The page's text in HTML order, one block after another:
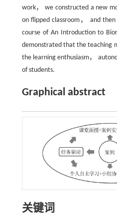
work， we constructed a new
on flipped classroom， and
course of An Introduction to
demonstrated that the teaching
the learning enthusiasm，
of students.
Graphical abstract
关键词